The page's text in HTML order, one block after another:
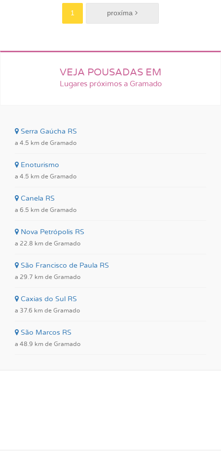
1
VEJA POUSADAS EM
Lugares próximos a Gramado
Serra Gaúcha RS
a 4.5 km de Gramado
Enoturismo
a 4.5 km de Gramado
Canela RS
a 6.5 km de Gramado
Nova Petrópolis RS
a 22.8 km de Gramado
São Francisco de Paula RS
a 29.7 km de Gramado
Caxias do Sul RS
a 37.6 km de Gramado
São Marcos RS
a 48.9 km de Gramado